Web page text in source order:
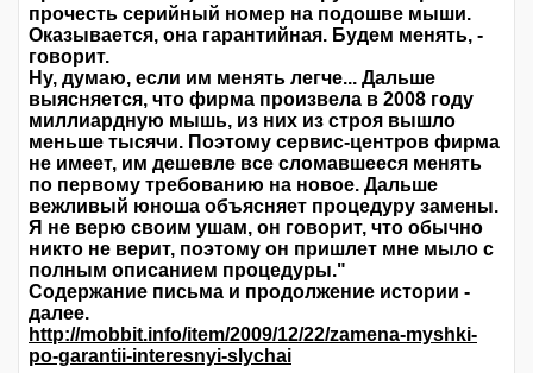
прочесть серийный номер на подошве мыши.
Оказывается, она гарантийная. Будем менять, -
говорит.
Ну, думаю, если им менять легче... Дальше
выясняется, что фирма произвела в 2008 году
миллиардную мышь, из них из строя вышло
меньше тысячи. Поэтому сервис-центров фирма
не имеет, им дешевле все сломавшееся менять
по первому требованию на новое. Дальше
вежливый юноша объясняет процедуру замены.
Я не верю своим ушам, он говорит, что обычно
никто не верит, поэтому он пришлет мне мыло с
полным описанием процедуры."
Содержание письма и продолжение истории -
далее.
http://mobbit.info/item/2009/12/22/zamena-myshki-
po-garantii-interesnyi-slychai